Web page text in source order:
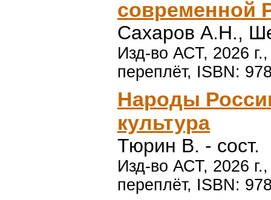
современной
Сахаров А.Н.,
Изд-во АСТ, 2026
переплёт, ISBN:
Народы
культура
Тюрин В. - сост.
Изд-во АСТ, 2026
переплёт, ISBN: